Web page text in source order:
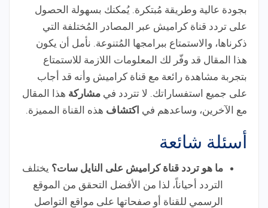
بجودة عالية وطريقة مُبتكرة. يُمكنك بسهولة الحصول
على تردد قناة كراميش عبر المصادر المُختلفة التي
ذكرناها، والاستمتاع ببرامجها المُتنوعة. نأمل أن يكون
هذا المقال قد وفّر لك المعلومات اللازمة للاستمتاع
بتجربة مشاهدة رائعة مع قناة كراميش وأنه قد أجاب
على جميع استفساراتك. لا تتردد في مشاركة هذا المقال
مع الآخرين، وساعدهم في اكتشاف هذه القناة المميزة.
أسئلة شائعة
ما هو تردد قناة كراميش على النايل سات؟ يختلف
التردد أحياناً، لذا من الأفضل التحقق من الموقع
الرسمي للقناة أو صفحاتها على مواقع التواصل